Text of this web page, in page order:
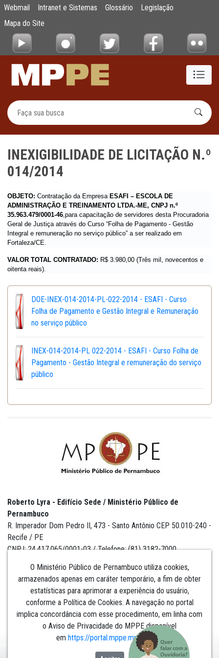
Pular para o Conteúdo principal
INEXIGIBILIDADE DE LICITAÇÃO N.º 014/
Webmail Intranet e Sistemas Glossário
Legislação
Mapa do Site
INEXIGIBILIDADE DE LICITAÇÃO N.º
014/2014
OBJETO: Contratação da Empresa ESAFI – ESCOLA DE
ADMINISTRAÇÃO E TREINAMENTO LTDA.-ME, CNPJ n.º
35.963.479/0001-46,para capacitação de servidores desta Procuradoria
Geral de Justiça através do Curso “Folha de Pagamento - Gestão
Integral e remuneração no serviço público” a ser realizado em
Fortaleza/CE.
VALOR TOTAL CONTRATADO: R$ 3.980,00 (Três mil, novecentos e
oitenta reais).
DOE-INEX-014-2014-PL-022-2014 - ESAFI - Curso
Folha de Pagamento e Gestão Integral e Remuneração
no serviço público
INEX-014-2014-PL 022-2014 - ESAFI - Curso Folha de
Pagamento - Gestão Integral e remuneração do serviço
público
O Ministério Público de Pernambuco utiliza cookies,
armazenados apenas em caráter temporário, a fim de obter
estatísticas para aprimorar a experiência do usuário,
conforme a Política de Cookies. A navegação no portal
implica concordância com esse procedimento, em linha com
o Aviso de Privacidade do MPPE disponível
em https://portal.mppe.mp.br/lgpd.​​​​​​​
Roberto Lyra - Edifício Sede / Ministério Público de
Pernambuco
R. Imperador Dom Pedro II, 473 - Santo Antônio CEP 50.010-240 -
Recife / PE
CNPJ: 24.417.065/0001-03 / Telefone: (81) 3182-7000
Institucional
Comunicação